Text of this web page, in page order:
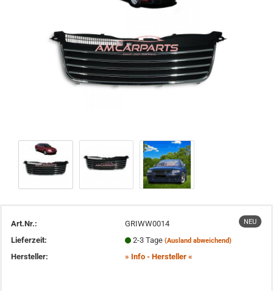
NEU
Art.Nr.:
GRIWW0014
Lieferzeit:
2-3 Tage (Ausland abweichend)
Hersteller: » Info - Hersteller «